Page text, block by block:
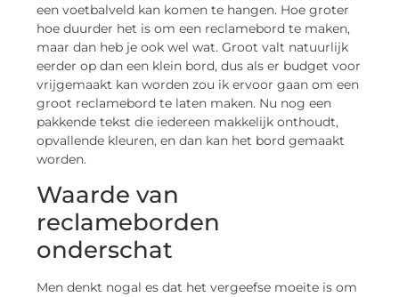
een voetbalveld kan komen te hangen. Hoe groter
hoe duurder het is om een reclamebord te maken,
maar dan heb je ook wel wat. Groot valt natuurlijk
eerder op dan een klein bord, dus als er budget voor
vrijgemaakt kan worden zou ik ervoor gaan om een
groot reclamebord te laten maken. Nu nog een
pakkende tekst die iedereen makkelijk onthoudt,
opvallende kleuren, en dan kan het bord gemaakt
worden.
Waarde van
reclameborden
onderschat
Men denkt nogal es dat het vergeefse moeite is om